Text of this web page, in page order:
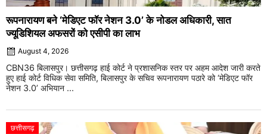
रूपनारायण बने ‘मेडिएट फॉर नेशन 3.0’ के नोडल अधिकारी, सात
ज्यूडिशियल अफसरों को एसीपी का लाभ
August 4, 2026
CBN36 बिलासपुर। छत्तीसगढ़ हाई कोर्ट ने प्रशासनिक स्तर पर अहम आदेश जारी करते
हुए हाई कोर्ट विधिक सेवा समिति, बिलासपुर के सचिव रूपनारायण पठारे को ‘मेडिएट फॉर
नेशन 3.0’ अभियान ...
छत्तीसगढ़